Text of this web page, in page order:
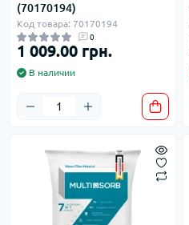
(70170194)
Код товара: 70170194
0
1 009.00 грн.
В наличии